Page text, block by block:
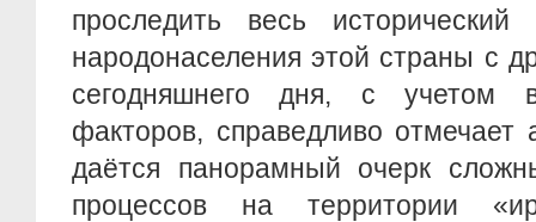
проследить весь
народонаселения этой страны с
сегодняшнего дня, с учетом
факторов, справедливо
даётся панорамный очерк
процессов на территории